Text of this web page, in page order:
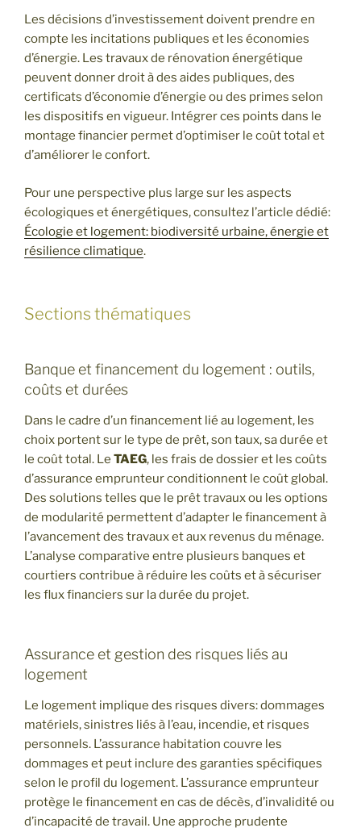
Les décisions d’investissement doivent prendre en
compte les incitations publiques et les économies
d’énergie. Les travaux de rénovation énergétique
peuvent donner droit à des aides publiques, des
certificats d’économie d’énergie ou des primes selon
les dispositifs en vigueur. Intégrer ces points dans le
montage financier permet d’optimiser le coût total et
d’améliorer le confort.
Pour une perspective plus large sur les aspects
écologiques et énergétiques, consultez l’article dédié:
Écologie et logement: biodiversité urbaine, énergie et
résilience climatique.
Sections thématiques
Banque et financement du logement : outils,
coûts et durées
Dans le cadre d’un financement lié au logement, les
choix portent sur le type de prêt, son taux, sa durée et
le coût total. Le TAEG, les frais de dossier et les coûts
d’assurance emprunteur conditionnent le coût global.
Des solutions telles que le prêt travaux ou les options
de modularité permettent d’adapter le financement à
l’avancement des travaux et aux revenus du ménage.
L’analyse comparative entre plusieurs banques et
courtiers contribue à réduire les coûts et à sécuriser
les flux financiers sur la durée du projet.
Assurance et gestion des risques liés au
logement
Le logement implique des risques divers: dommages
matériels, sinistres liés à l’eau, incendie, et risques
personnels. L’assurance habitation couvre les
dommages et peut inclure des garanties spécifiques
selon le profil du logement. L’assurance emprunteur
protège le financement en cas de décès, d’invalidité ou
d’incapacité de travail. Une approche prudente